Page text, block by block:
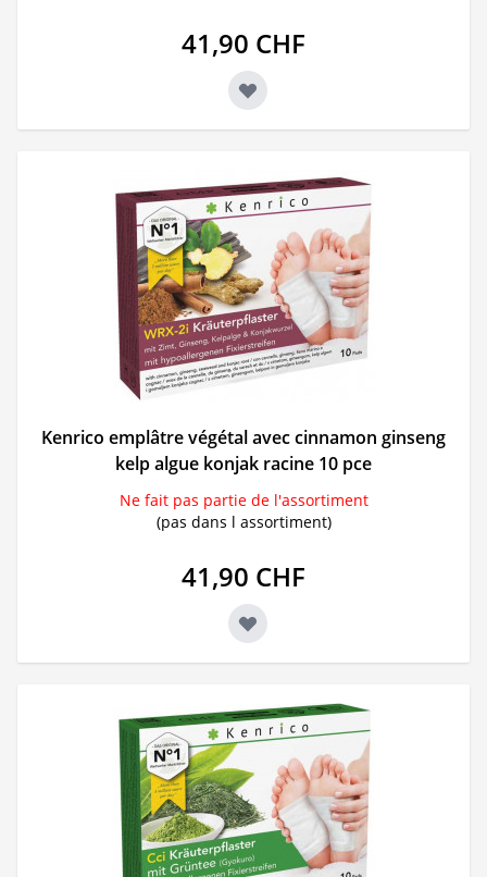
41,90 CHF
Kenrico emplâtre végétal avec cinnamon ginseng
kelp algue konjak racine 10 pce
Ne fait pas partie de l'assortiment
(pas dans l assortiment)
41,90 CHF